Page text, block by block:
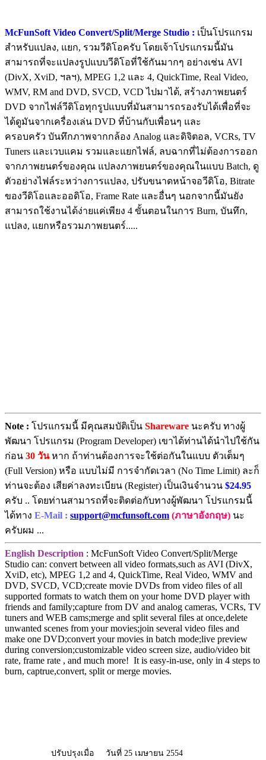
McFunSoft Video Convert/Split/Merge Studio : เป็นโปรแกรม
สำหรับแปลง, แยก, รวมวีดิโอครับ โดยเจ้าโปรแกรมนี้มัน
สามารถที่จะแปลงรูปแบบวีดิโอที่ใช้กันมากๆ อย่างเช่น AVI
(DivX, XviD, ฯลฯ), MPEG 1,2 และ 4, QuickTime, Real Video,
WMV, RM and DVD, SVCD, VCD ไปมาได้, สร้างภาพยนตร์
DVD จากไฟล์วีดิโอทุกรูปแบบที่มันสามารถรองรับได้เพื่อที่จะ
ได้ดูมันจากเครื่องเล่น DVD ที่บ้านกับเพื่อนๆ และ
ครอบครัว บันทึกภาพจากกล้อง Analog และดิจิตอล, VCRs, TV
Tuners และเวบแคม รวมและแยกไฟล์, ลบฉากที่ไม่ต้องการออก
จากภาพยนตร์ของคุณ แปลงภาพยนตร์ของคุณในแบบ Batch, ดู
ตัวอย่างไฟล์ระหว่างการแปลง, ปรับขนาดหน้าจอวีดิโอ, Bitrate
ของวีดิโอและออดิโอ, Frame Rate และอื่นๆ นอกจากนี้มันยัง
สามารถใช้งานได้ง่ายแค่เพียง 4 ขั้นตอนในการ Burn, บันทึก,
แปลง, แยกหรือรวมภาพยนตร์.....
Note : โปรแกรมนี้ มีคุณสมบัติเป็น Shareware นะครับ ทางผู้
พัฒนา โปรแกรม (Program Developer) เขาได้ท่านได้นำไปใช้กัน
ก่อน 30 วันหาก ถ้าท่านต้องการจะใช้ต่อกันในแบบ ตัวเต็มๆ
(Full Version) หรือ แบบไม่มี การจำกัดเวลา (No Time Limit) ละก็
ท่านจะต้อง เสียค่าลงทะเบียน (Register) เป็นเงินจำนวน $24.95
ครับ .. โดยท่านสามารถที่จะติดต่อกับทางผู้พัฒนา โปรแกรมนี้
ได้ทาง E-Mail : support@mcfunsoft.com (ภาษาอังกฤษ) นะ
ครับผม ...
English Description : McFunSoft Video Convert/Split/Merge
Studio can: convert between all video formats,such as AVI (DivX,
XviD, etc), MPEG 1,2 and 4, QuickTime, Real Video, WMV and
DVD, SVCD, VCD;create movie DVDs from video files of all
supported formats to watch them on your home DVD player with
friends and family;capture from DV and analog cameras, VCRs, TV
tuners and WEB cams;merge and split several files at once,delete
unwanted scenes from your movies;join several video files and
make one DVD;convert your movies in batch mode;live preview
during conversion;customizable video screen size, audio/video bit
rate, frame rate , and much more! It is easy-in-use, only in 4 steps to
burn, captrue,convert, split or merge movies.
ปรับปรุงเมื่อ วันที่ 25 เมษายน 2554